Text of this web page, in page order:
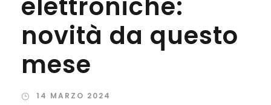
novità da questo
mese
14 MARZO 2024